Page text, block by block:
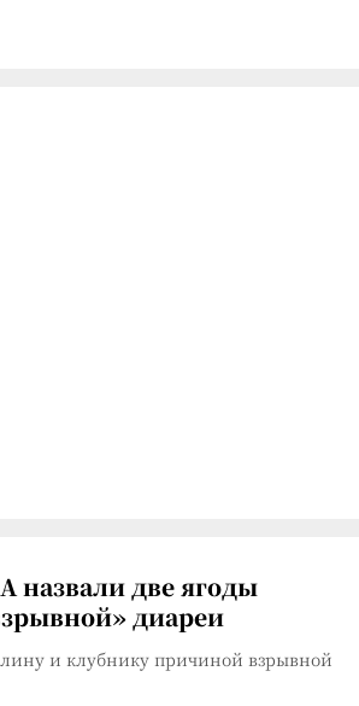
назвали две ягоды
диареи
и клубнику причиной взрывной